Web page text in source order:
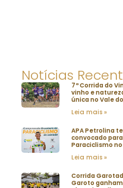
Notícias
7ª Corrida do
vinho e
única no Vale
Leia mais »
APA Petrolina
convocado
Paraciclismo
Leia mais »
Corrida
Garoto